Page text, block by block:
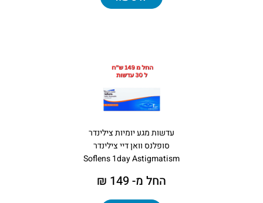
עדשות מגע יומיות צילינדר
סופלנס וואן דיי צילינדר
Soflens 1day Astigmatism
החל מ- 149 ₪